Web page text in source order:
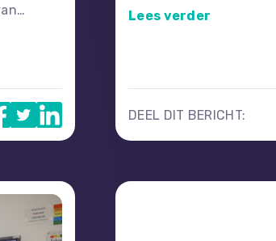
omgeving voor
Lees verder
DEEL DIT BERICHT: